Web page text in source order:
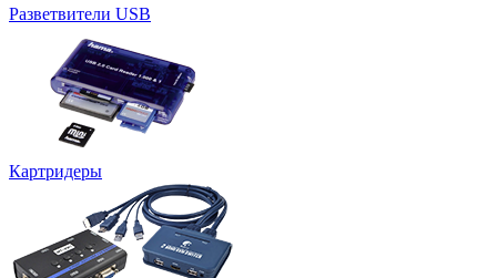
Разветвители USB
Картридеры